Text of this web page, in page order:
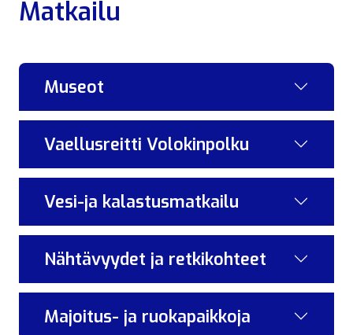
Matkailu
Museot
Vaellusreitti Volokinpolku
Vesi-ja kalastusmatkailu
Nähtävyydet ja retkikohteet
Majoitus- ja ruokapaikkoja